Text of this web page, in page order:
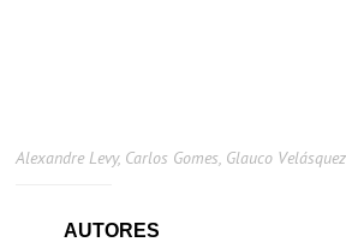
Alexandre Levy, Carlos Gomes, Glauco
AUTORES